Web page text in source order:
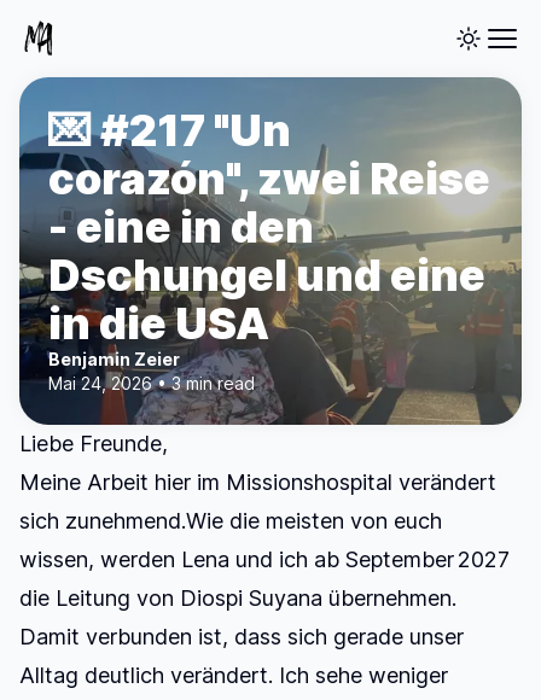
💌 #217 "Un
corazón", zwei Reise
- eine in den
Dschungel und eine
in die USA
Benjamin Zeier
Mai 24, 2026 • 3 min read
Liebe Freunde,
Meine Arbeit hier im Missionshospital verändert
sich zunehmend.Wie die meisten von euch
wissen, werden Lena und ich ab September 2027
die Leitung von Diospi Suyana übernehmen.
Damit verbunden ist, dass sich gerade unser
Alltag deutlich verändert. Ich sehe weniger